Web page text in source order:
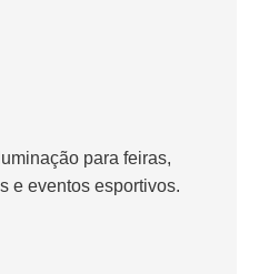
para feiras,
e eventos esportivos.